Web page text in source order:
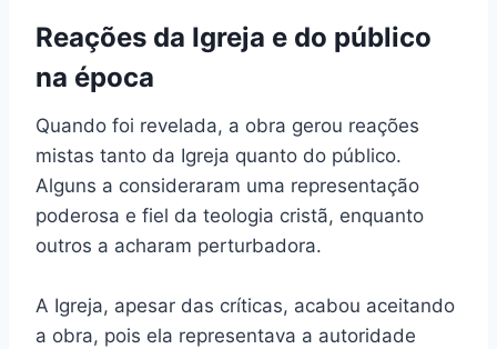
Reações da Igreja e do público
na época
Quando foi revelada, a obra gerou reações
mistas tanto da Igreja quanto do público.
Alguns a consideraram uma representação
poderosa e fiel da teologia cristã, enquanto
outros a acharam perturbadora.
A Igreja, apesar das críticas, acabou aceitando
a obra, pois ela representava a autoridade